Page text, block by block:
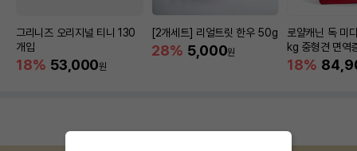
그리니즈 오리지널 티니 130
개입
18% 53,000원
[2개세트] 리얼트릿 한우 50g
28% 5,000원
로얄캐닌 독 미
kg 중형견 면역
18%